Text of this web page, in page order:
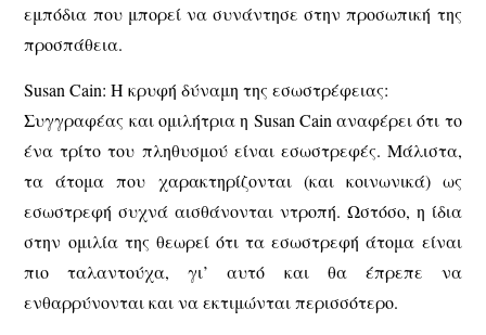
εμπόδια που μπορεί να συνάντησε στην προσωπική της
προσπάθεια.
Susan Cain: Η κρυφή δύναμη της εσωστρέφειας:
Συγγραφέας και ομιλήτρια η Susan Cain αναφέρει ότι το
ένα τρίτο του πληθυσμού είναι εσωστρεφές. Μάλιστα,
τα άτομα που χαρακτηρίζονται (και κοινωνικά) ως
εσωστρεφή συχνά αισθάνονται ντροπή. Ωστόσο, η ίδια
στην ομιλία της θεωρεί ότι τα εσωστρεφή άτομα είναι
πιο ταλαντούχα, γι’ αυτό και θα έπρεπε να
ενθαρρύνονται και να εκτιμώνται περισσότερο.